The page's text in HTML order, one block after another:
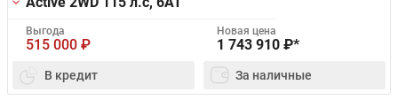
Выгода
515 000 ₽
Новая цена
1 743 910 ₽*
В кредит За наличные